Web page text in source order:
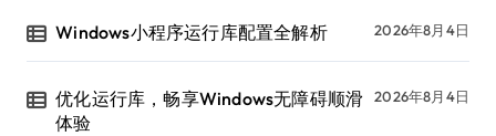
Windows小程序运行库配置全解析 2026年8月4日
优化运行库，畅享Windows无障碍顺滑
体验
2026年8月4日